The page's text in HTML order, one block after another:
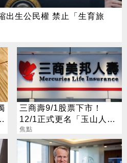
出生公民權 禁止「生育旅
三商壽9/1股票下市！
12/1正式更名「玉山人
壽」
焦點